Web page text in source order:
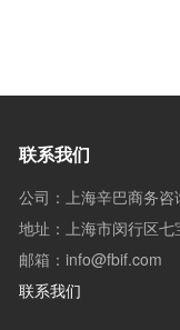
联系我们
公司：上海辛巴商务咨
地址：上海市闵行区
邮箱：info@fbif.com
联系我们